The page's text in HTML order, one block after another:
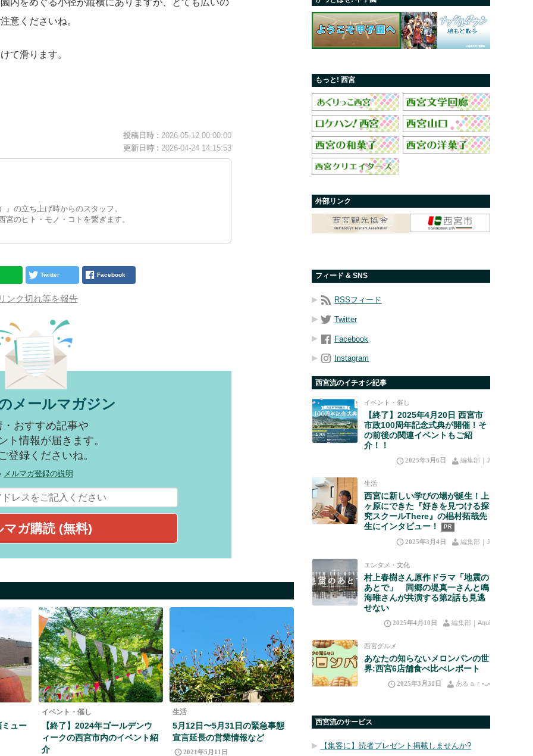
意くださいね。
て滑ります。
投稿日時 : 2026-05-12 00:00:00
更新日時 : 2026-04-24 14:15:53
』の立ち上げ時からのスタッフ。
宮のヒト・モノ・コトを繋ぎます。
Twitter Facebook
ンク切れ等を報告
メールマガジン
・おすすめ記事や
ト情報が届きます。
登録くださいね。
メルマガ登録の説明
ュー
イベント・催し
【終了】2024年ゴールデンウ
ィークの西宮市内のイベント紹
介
生活
5月12日〜5月31日の緊急事態
宣言延長の営業情報など
2021年5月11日
もっと! 西宮
外部リンク
フィード & SNS
RSSフィード
Twitter
Facebook
Instagram
西宮流のイチオシ記事
イベント・催し
【終了】2025年4月20日 西宮市
市政100周年記念式典が開催！そ
の前後の関連イベントもご紹
介！！
2025年3月6日 編集部｜J
生活
西宮に新しい学びの場が誕生！上
ヶ原にできた『好きを見つける探
究スクールThere』の椙村拓哉先
生にインタビュー！
PR
2025年3月4日 編集部｜J
エンタメ・文化
村上春樹さん原作ドラマ「地震の
あとで」 同郷の堤真一さんと鳴
海唯さんが共演する第2話も見逃
せない
2025年4月10日 編集部｜Aqui
西宮グルメ
あなたの知らないメロンパンの世
界:西宮6店舗食べ比べレポート
2025年3月31日 あるａｒ•⁠ᴗ⁠•⁠
西宮流のサービス
【集客に】読者プレゼント掲載しませんか?